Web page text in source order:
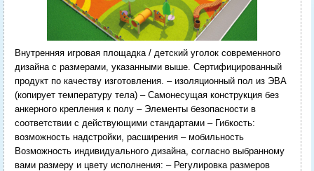
Внутренняя игровая площадка / детский уголок современного
дизайна с размерами, указанными выше. Сертифицированный
продукт по качеству изготовления. – изоляционный пол из ЭВА
(копирует температуру тела) – Самонесущая конструкция без
анкерного крепления к полу – Элементы безопасности в
соответствии с действующими стандартами – Гибкость:
возможность надстройки, расширения – мобильность
Возможность индивидуального дизайна, согласно выбранному
вами размеру и цвету исполнения: – Регулировка размеров